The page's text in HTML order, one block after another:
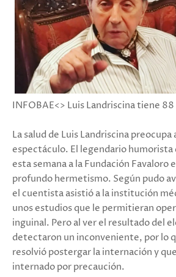
INFOBAE<> Luis Landriscina tiene 88
La salud de Luis Landriscina preocupa
espectáculo. El legendario humorista
esta semana a la Fundación Favaloro
profundo hermetismo. Según pudo
el cuentista asistió a la institución
unos estudios que le permitieran
inguinal. Pero al ver el resultado del
detectaron un inconveniente, por lo
resolvió postergar la internación y
internado por precaución.